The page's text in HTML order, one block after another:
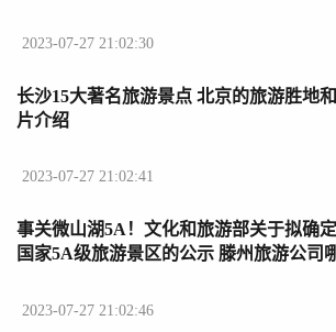
2023-07-27 21:02:30
长沙15大著名旅游景点 北京的旅游胜地
片介绍
2023-07-27 21:02:41
事关微山湖5A！文化和旅游部关于拟确
国家5A级旅游景区的公示 滕州旅游公司
2023-07-27 21:02:46